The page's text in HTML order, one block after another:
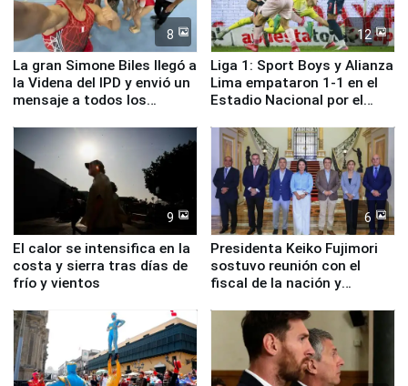
8
La gran Simone Biles llegó a
la Videna del IPD y envió un
mensaje a todos los
12
Liga 1: Sport Boys y Alianza
Lima empataron 1-1 en el
Estadio Nacional por el
9
El calor se intensifica en la
costa y sierra tras días de
frío y vientos
6
Presidenta Keiko Fujimori
sostuvo reunión con el
fiscal de la nación y